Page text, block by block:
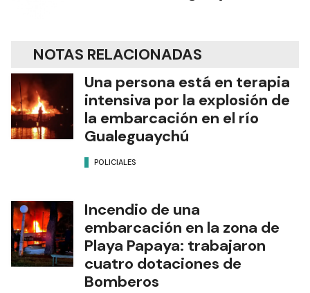
NOTAS RELACIONADAS
Una persona está en terapia
intensiva por la explosión de
la embarcación en el río
Gualeguaychú
POLICIALES
Incendio de una
embarcación en la zona de
Playa Papaya: trabajaron
cuatro dotaciones de
Bomberos